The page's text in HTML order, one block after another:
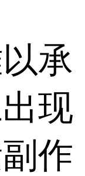
承
现
作